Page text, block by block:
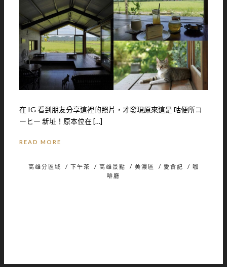
在 IG 看到朋友分享這裡的照片，才發現原來這是 咕便所コ
ーヒー 新址！原本位在 […]
READ MORE
高雄分區域 / 下午茶 / 高雄景點 / 美濃區 / 愛食記 / 咖
啡廳